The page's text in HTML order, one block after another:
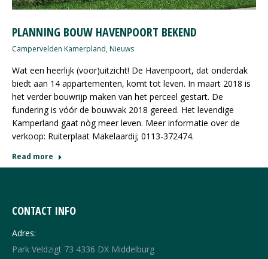
PLANNING BOUW HAVENPOORT BEKEND
Campervelden Kamerpland,Nieuws
Wat een heerlijk (voor)uitzicht! De Havenpoort, dat onderdak
biedt aan 14 appartementen, komt tot leven. In maart 2018 is
het verder bouwrijp maken van het perceel gestart. De
fundering is vóór de bouwvak 2018 gereed. Het levendige
Kamperland gaat nòg meer leven. Meer informatie over de
verkoop: Ruiterplaat Makelaardij; 0113-372474.
Read more
CONTACT INFO
Adres:
Park Veldzigt 73 4336 DX Middelburg